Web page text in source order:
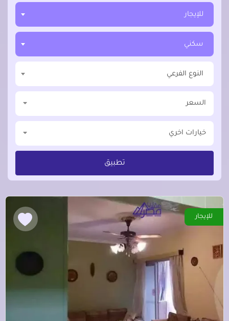
للإيجار
سكني
النوع الفرعي
السعر
خيارات اخري
تطبيق
للإيجار